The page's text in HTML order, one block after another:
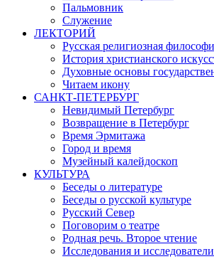
Пальмовник
Служение
ЛЕКТОРИЙ
Русская религиозная
История христианского
Духовные основы
Читаем икону
САНКТ-ПЕТЕРБУРГ
Невидимый Петербург
Возвращение в Петербург
Время Эрмитажа
Город и время
Музейный калейдоскоп
КУЛЬТУРА
Беседы о литературе
Беседы о русской культуре
Русский Север
Поговорим о театре
Родная речь. Второе чтение
Исследования и исследователи